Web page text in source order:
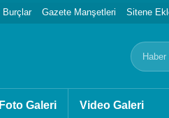
Burçlar Gazete Manşetleri Sitene
Arama
Foto Galeri Video Galeri